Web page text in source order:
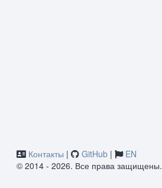
Контакты | GitHub |
EN
© 2014 - 2026. Все права защищены.